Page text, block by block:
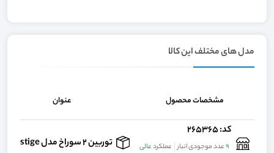
مدل های مختلف این کالا
مشخصات محصول عنوان
کد: 265365
9عدد موجودی انبار عملکردعالی توربین 2 سوراخ مدل m-prestige